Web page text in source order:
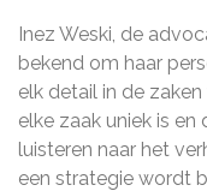
Inez Weski, de
bekend om haar
elk detail in de
elke zaak uniek is
luisteren naar het
een strategie wordt